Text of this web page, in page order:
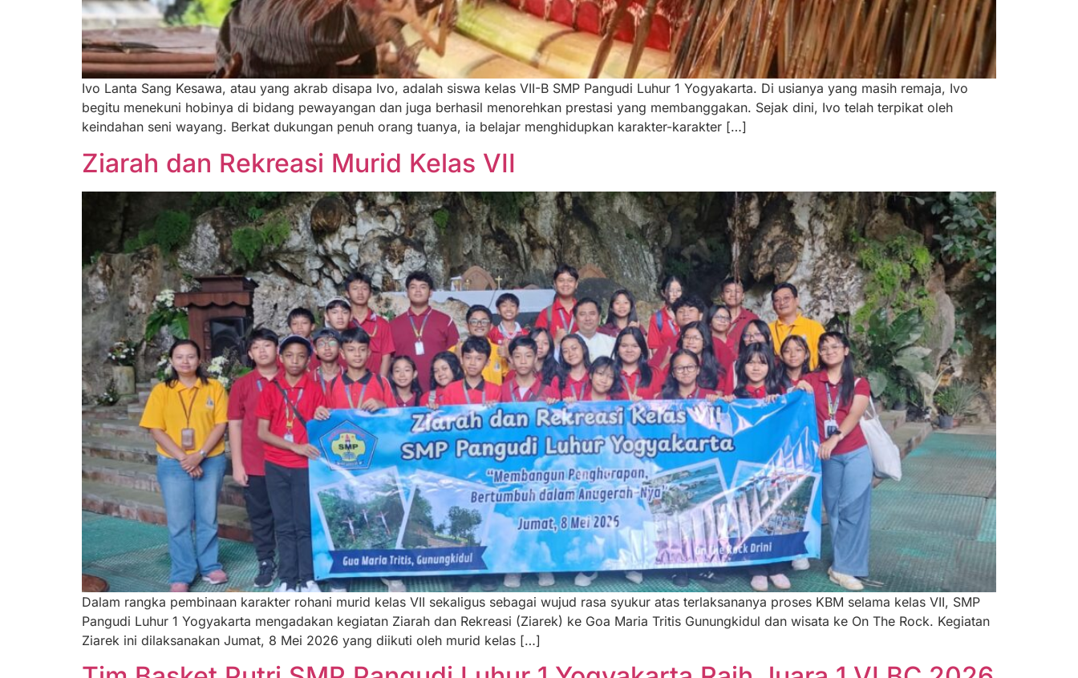
Ivo Lanta Sang Kesawa, atau yang akrab disapa Ivo, adalah siswa kelas VII-B SMP Pangudi Luhur 1 Yogyakarta. Di usianya yang masih remaja, Ivo
begitu menekuni hobinya di bidang pewayangan dan juga berhasil menorehkan prestasi yang membanggakan. Sejak dini, Ivo telah terpikat oleh
keindahan seni wayang. Berkat dukungan penuh orang tuanya, ia belajar menghidupkan karakter-karakter […]
Ziarah dan Rekreasi Murid Kelas VII
Dalam rangka pembinaan karakter rohani murid kelas VII sekaligus sebagai wujud rasa syukur atas terlaksananya proses KBM selama kelas VII, SMP
Pangudi Luhur 1 Yogyakarta mengadakan kegiatan Ziarah dan Rekreasi (Ziarek) ke Goa Maria Tritis Gunungkidul dan wisata ke On The Rock. Kegiatan
Ziarek ini dilaksanakan Jumat, 8 Mei 2026 yang diikuti oleh murid kelas […]